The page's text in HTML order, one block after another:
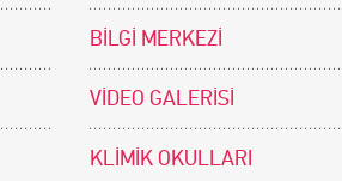
BİLGİ MERKEZİ
VİDEO GALERİSİ
KLİMİK OKULLARI